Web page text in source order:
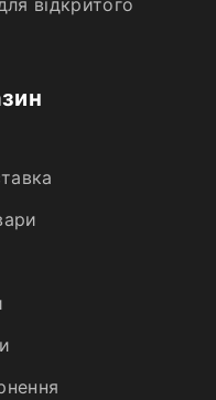
відкритого